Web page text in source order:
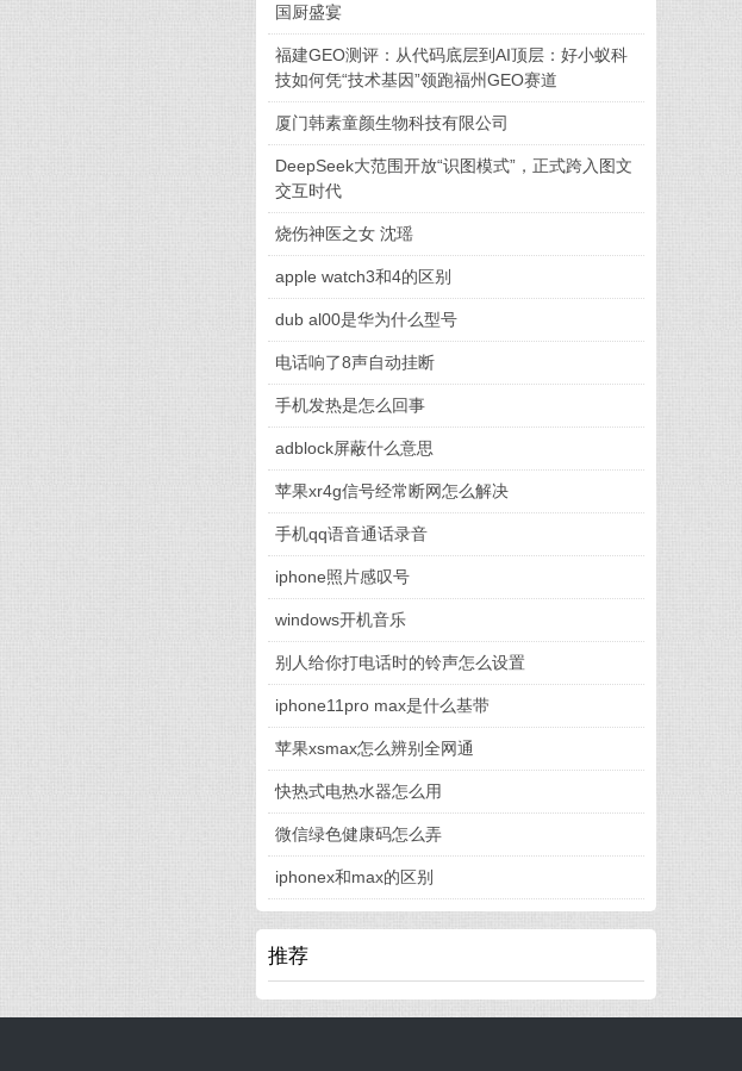
国厨盛宴
福建GEO测评：从代码底层到AI顶层：好小蚁科
技如何凭“技术基因”领跑福州GEO赛道
厦门韩素童颜生物科技有限公司
DeepSeek大范围开放“识图模式”，正式跨入图文
交互时代
烧伤神医之女 沈瑶
apple watch3和4的区别
dub al00是华为什么型号
电话响了8声自动挂断
手机发热是怎么回事
adblock屏蔽什么意思
苹果xr4g信号经常断网怎么解决
手机qq语音通话录音
iphone照片感叹号
windows开机音乐
别人给你打电话时的铃声怎么设置
iphone11pro max是什么基带
苹果xsmax怎么辨别全网通
快热式电热水器怎么用
微信绿色健康码怎么弄
iphonex和max的区别
推荐